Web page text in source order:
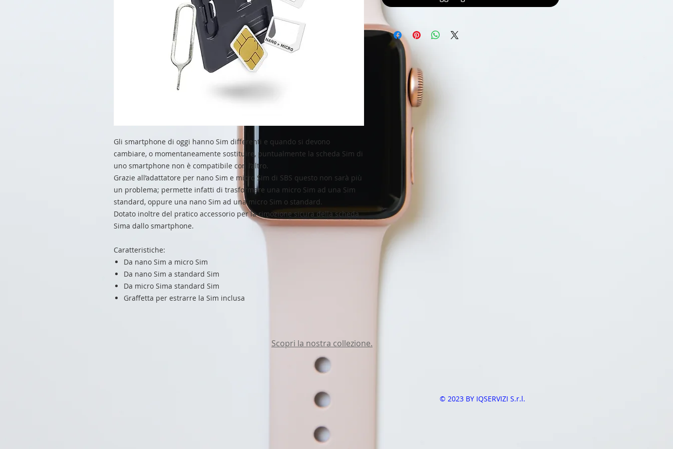
Gli smartphone di oggi hanno Sim differenti e quando si devono
cambiare, o momentaneamente sostituire, puntualmente la scheda Sim di
uno smartphone non è compatibile con l’altro.
Grazie all’adattatore per nano Sim e micro Sim di SBS questo non sarà più
un problema; permette infatti di trasformare una micro Sim ad una Sim
standard, oppure una nano Sim ad una micro Sim o standard.
Dotato inoltre del pratico accessorio per la rimozione sicura della scheda
Sima dallo smartphone.
Caratteristiche:
Da nano Sim a micro Sim
Da nano Sim a standard Sim
Da micro Sima standard Sim
Graffetta per estrarre la Sim inclusa
Scopri la nostra collezione.
© 2023 BY IQSERVIZI S.r.l.